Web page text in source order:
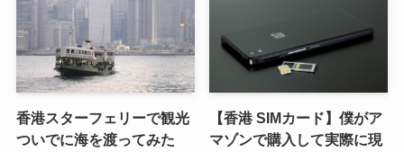
香港スターフェリーで観光
ついでに海を渡ってみた
【香港 SIMカード】僕がア
マゾンで購入して実際に現